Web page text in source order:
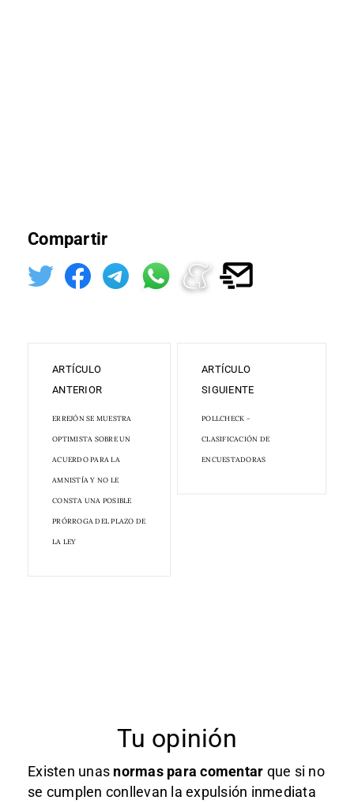
Compartir
ARTÍCULO
ANTERIOR
ERREJÓN SE MUESTRA
OPTIMISTA SOBRE UN
ACUERDO PARA LA
AMNISTÍA Y NO LE
CONSTA UNA POSIBLE
PRÓRROGA DEL PLAZO DE
LA LEY
ARTÍCULO
SIGUIENTE
POLLCHECK -
CLASIFICACIÓN DE
ENCUESTADORAS
Tu opinión
Existen unas normas para comentar que si no
se cumplen conllevan la expulsión inmediata